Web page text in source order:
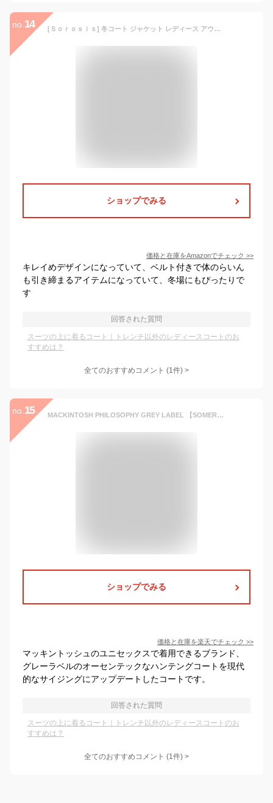
no. 14 [Ｓｏｒｏｓｉｓ] 冬コート ジャケット レディース アウター 長袖 Vネック ベルト付き ショート丈 暖かい 防寒 ドロップショルダー カーディガン チェスターコート 大人 きれいめ ブラック Mサイズ
ショップでみる
価格と在庫をAmazonでチェック >>
キレイめデザインになっていて、ベルト付きで体のらいん
も引き締まるアイテムになっていて、冬場にもぴったりで
す
回答された質問
スーツの上に着るコート｜トレンチ以外のレディースコートのお
すすめは？
全てのおすすめコメント (1件) >
no. 15 MACKINTOSH PHILOSOPHY GREY LABEL 【SOMERFORD LONG(サマーフォード ロング)】 マッキントッシュ フィロソフィー ジャケット・アウター ステンカラーコート ベージュ ブラウン ネイビー【送料無料】
ショップでみる
価格と在庫を楽天でチェック >>
マッキントッシュのユニセックスで着用できるブランド、
グレーラベルのオーセンテックなハンテングコートを現代
的なサイジングにアップデートしたコートです。
回答された質問
スーツの上に着るコート｜トレンチ以外のレディースコートのお
すすめは？
全てのおすすめコメント (1件) >